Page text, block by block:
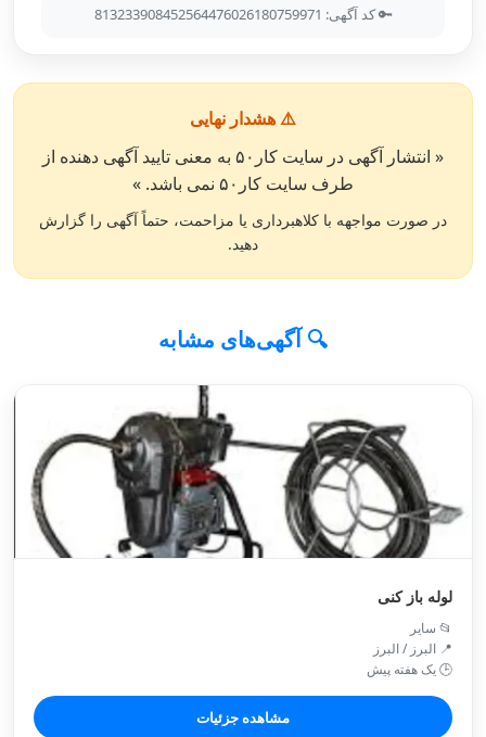
🔑 کد آگهی: 813233908452564476026180759971
⚠️ هشدار نهایی
« انتشار آگهی در سایت کار۵۰ به معنی تایید آگهی دهنده از
طرف سایت کار۵۰ نمی باشد. »
در صورت مواجهه با کلاهبرداری یا مزاحمت، حتماً آگهی را گزارش
دهید.
🔍 آگهی‌های مشابه
لوله باز کنی
📂 سایر
📍 البرز / البرز
🕒 یک هفته پیش
مشاهده جزئیات